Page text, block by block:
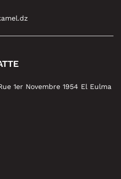
1er Novembre 1954 El Eulma